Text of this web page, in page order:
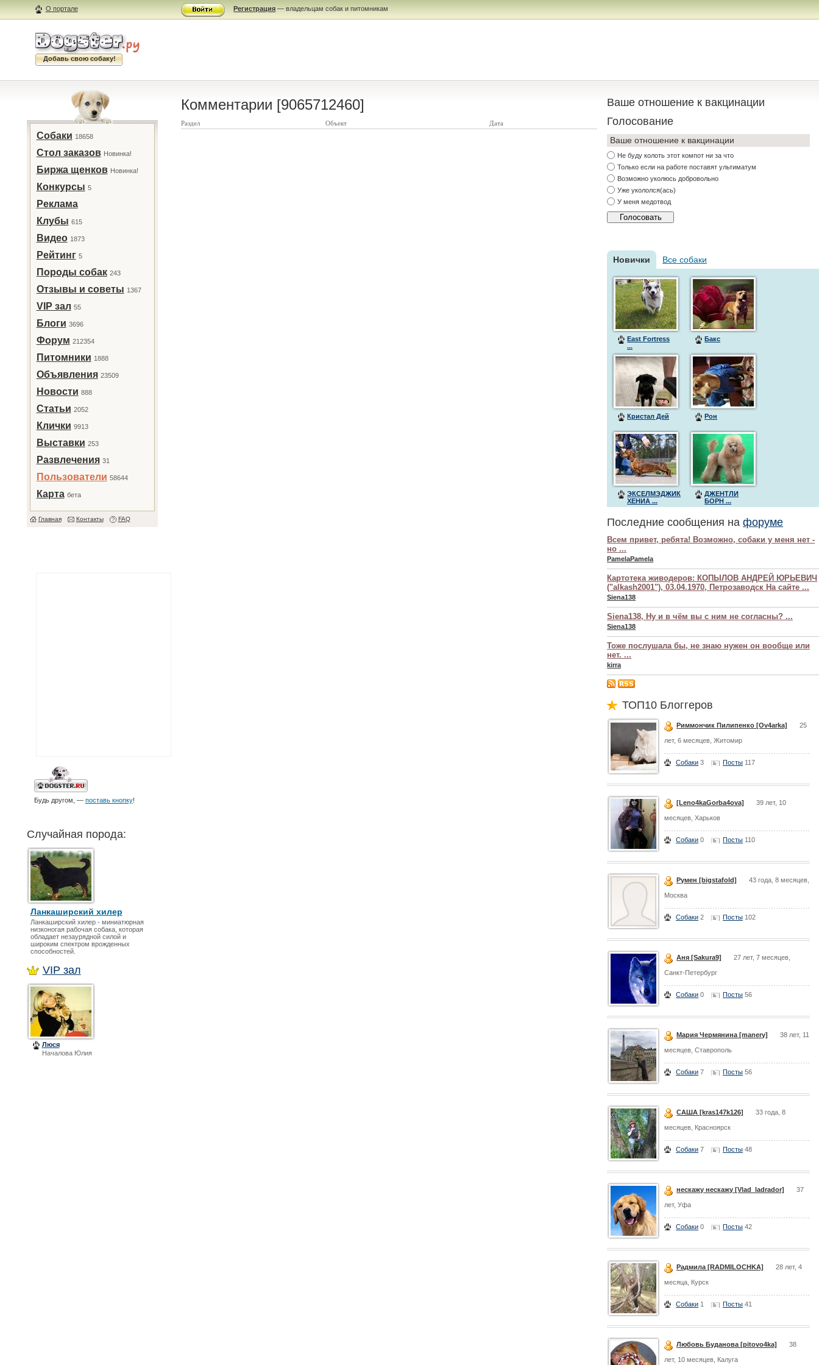
О портале Регистрация — владельцам собак и питомникам
Добавь свою собаку!
Собаки 18658
Стол заказов Новинка!
Биржа щенков Новинка!
Конкурсы 5
Реклама
Клубы 615
Видео 1873
Рейтинг 5
Породы собак 243
Отзывы и советы 1367
VIP зал 55
Блоги 3696
Форум 212354
Питомники 1888
Объявления 23509
Новости 888
Статьи 2052
Клички 9913
Выставки 253
Развлечения 31
Пользователи 58644
Карта бета
Главная Контакты FAQ
Будь другом, — поставь кнопку!
Случайная порода:
Ланкаширский хилер
Ланкаширский хилер - миниатюрная
низконогая рабочая собака, которая
обладает незаурядной силой и
широким спектром врожденных
способностей.
VIP зал
Люся
Началова Юлия
Комментарии [9065712460]
Раздел Объект Дата
Ваше отношение к вакцинации
Голосование
Ваше отношение к вакцинации
Не буду колоть этот компот ни за что
Только если на работе поставят ультиматум
Возможно уколюсь добровольно
Уже укололся(ась)
У меня медотвод
Новички Все собаки
East Fortress
...
Бакс
Кристал Дей Рон
ЭКСЕЛМЭДЖИК
ХЕНИА ...
ДЖЕНТЛИ
БОРН ...
Последние сообщения нафоруме
Всем привет, ребята! Возможно, собаки у меня нет -
но ...
PamelaPamela
Картотека живодеров: КОПЫЛОВ АНДРЕЙ ЮРЬЕВИЧ
("alkash2001"), 03.04.1970, Петрозаводск На сайте ...
Siena138
Siena138, Ну и в чём вы с ним не согласны? ...
Siena138
Тоже послушала бы, не знаю нужен он вообще или
нет. ...
kirra
ТОП10 Блоггеров
Риммончик Пилипенко [Ov4arka] 25
лет, 6 месяцев, Житомир
Собаки 3 Посты 117
[Leno4kaGorba4ova] 39 лет, 10
месяцев, Харьков
Собаки 0 Посты 110
Румен [bigstafold] 43 года, 8 месяцев,
Москва
Собаки 2 Посты 102
Аня [Sakura9] 27 лет, 7 месяцев,
Санкт-Петербург
Собаки 0 Посты 56
Мария Чермянина [manery] 38 лет, 11
месяцев, Ставрополь
Собаки 7 Посты 56
САША [kras147k126] 33 года, 8
месяцев, Красноярск
Собаки 7 Посты 48
нескажу нескажу [Vlad_ladrador] 37
лет, Уфа
Собаки 0 Посты 42
Радмила [RADMILOCHKA] 28 лет, 4
месяца, Курск
Собаки 1 Посты 41
Любовь Буданова [pitovo4ka] 38
лет, 10 месяцев, Калуга